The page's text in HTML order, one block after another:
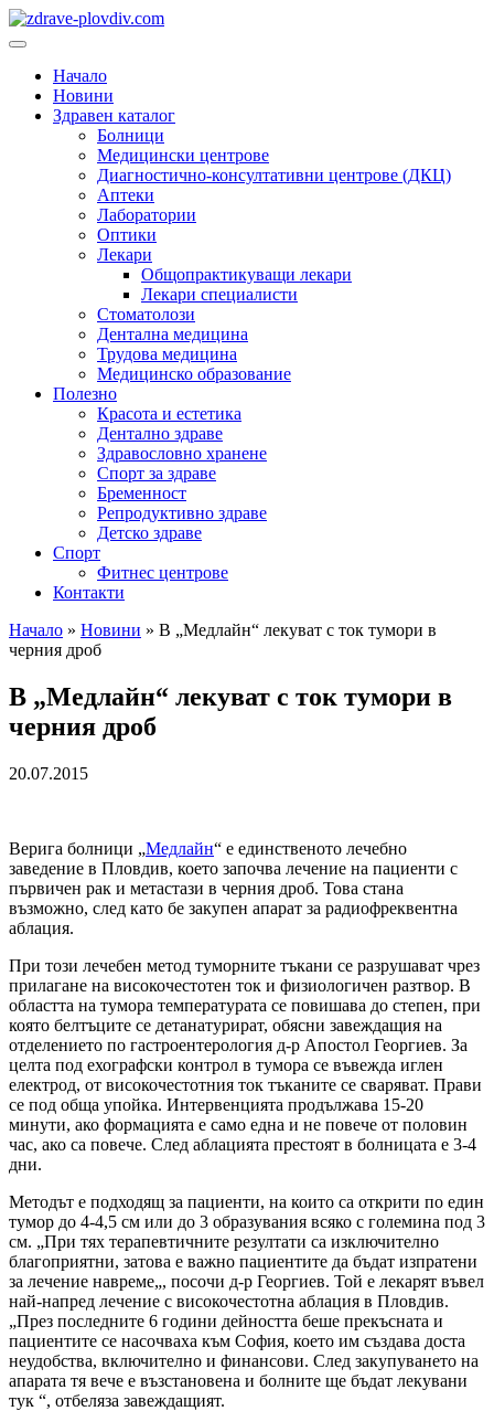
Преминете
към
Основно
Начало
Новини
Здравен каталог
Болници
Медицински центрове
Диагностично-консултативни центрове (ДКЦ)
Аптеки
Лаборатории
Оптики
Лекари
Общопрактикуващи лекари
Лекари специалисти
Стоматолози
Дентална медицина
Трудова медицина
Медицинско образование
Полезно
Красота и естетика
Дентално здраве
Здравословно хранене
Спорт за здраве
Бременност
Репродуктивно здраве
Детско здраве
Спорт
Фитнес центрове
Контакти
Начало » Новини » В „Медлайн“ лекуват с ток тумори в
черния дроб
В „Медлайн“ лекуват с ток тумори в
черния дроб
20.07.2015
Верига болници „Медлайн“ е единственото лечебно
заведение в Пловдив, което започва лечение на пациенти с
първичен рак и метастази в черния дроб. Това стана
възможно, след като бе закупен апарат за радиофреквентна
аблация.
При този лечебен метод туморните тъкани се разрушават чрез
прилагане на високочестотен ток и физиологичен разтвор. В
областта на тумора температурата се повишава до степен, при
която белтъците се детанатурират, обясни завеждащия на
отделението по гастроентерология д-р Апостол Георгиев. За
целта под ехографски контрол в тумора се въвежда иглен
електрод, от високочестотния ток тъканите се сваряват. Прави
се под обща упойка. Интервенцията продължава 15-20
минути, ако формацията е само една и не повече от половин
час, ако са повече. След аблацията престоят в болницата е 3-4
дни.
Методът е подходящ за пациенти, на които са открити по един
тумор до 4-4,5 см или до 3 образувания всяко с големина под 3
см. „При тях терапевтичните резултати са изключително
благоприятни, затова е важно пациентите да бъдат изпратени
за лечение навреме„, посочи д-р Георгиев. Той е лекарят въвел
най-напред лечение с високочестотна аблация в Пловдив.
„През последните 6 години дейността беше прекъсната и
пациентите се насочваха към София, което им създава доста
неудобства, включително и финансови. След закупуването на
апарата тя вече е възстановена и болните ще бъдат лекувани
тук “, отбеляза завеждащият.